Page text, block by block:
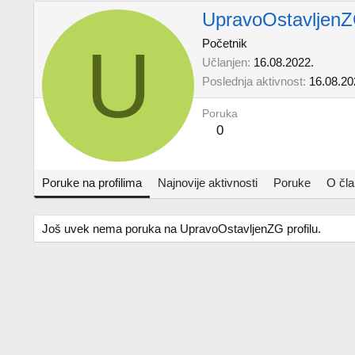
U
Početnik
Učlanjen 16.08.2022.
Poslednja aktivnost
Poruka
0
Poruke na profilima Najnovije aktivnosti Poruke O
Još uvek nema poruka na UpravoOstavljenZG profilu.